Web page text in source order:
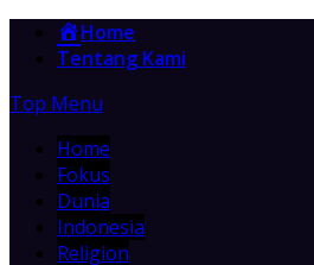
Home
Tentang Kami
Top Menu
Home
Fokus
Dunia
Indonesia
Religion